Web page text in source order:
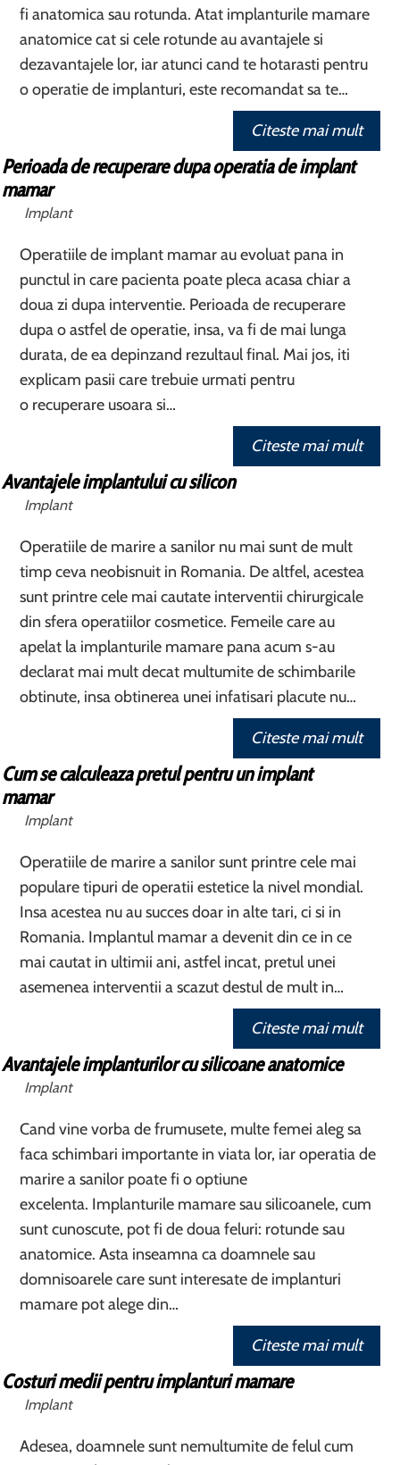
fi anatomica sau rotunda. Atat implanturile mamare
anatomice cat si cele rotunde au avantajele si
dezavantajele lor, iar atunci cand te hotarasti pentru
o operatie de implanturi, este recomandat sa te…
Citeste mai mult
Perioada de recuperare dupa operatia de implant
mamar
Implant
Operatiile de implant mamar au evoluat pana in
punctul in care pacienta poate pleca acasa chiar a
doua zi dupa interventie. Perioada de recuperare
dupa o astfel de operatie, insa, va fi de mai lunga
durata, de ea depinzand rezultaul final. Mai jos, iti
explicam pasii care trebuie urmati pentru
o recuperare usoara si…
Citeste mai mult
Avantajele implantului cu silicon
Implant
Operatiile de marire a sanilor nu mai sunt de mult
timp ceva neobisnuit in Romania. De altfel, acestea
sunt printre cele mai cautate interventii chirurgicale
din sfera operatiilor cosmetice. Femeile care au
apelat la implanturile mamare pana acum s-au
declarat mai mult decat multumite de schimbarile
obtinute, insa obtinerea unei infatisari placute nu…
Citeste mai mult
Cum se calculeaza pretul pentru un implant
mamar
Implant
Operatiile de marire a sanilor sunt printre cele mai
populare tipuri de operatii estetice la nivel mondial.
Insa acestea nu au succes doar in alte tari, ci si in
Romania. Implantul mamar a devenit din ce in ce
mai cautat in ultimii ani, astfel incat, pretul unei
asemenea interventii a scazut destul de mult in…
Citeste mai mult
Avantajele implanturilor cu silicoane anatomice
Implant
Cand vine vorba de frumusete, multe femei aleg sa
faca schimbari importante in viata lor, iar operatia de
marire a sanilor poate fi o optiune
excelenta. Implanturile mamare sau silicoanele, cum
sunt cunoscute, pot fi de doua feluri: rotunde sau
anatomice. Asta inseamna ca doamnele sau
domnisoarele care sunt interesate de implanturi
mamare pot alege din…
Citeste mai mult
Costuri medii pentru implanturi mamare
Implant
Adesea, doamnele sunt nemultumite de felul cum